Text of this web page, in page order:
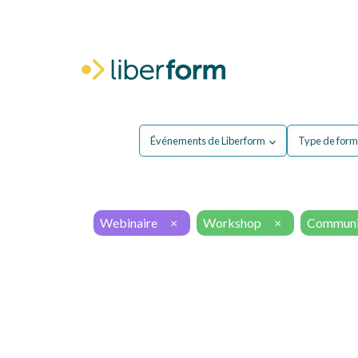
Événements de Liberform Type de
Webinaire × Workshop ×